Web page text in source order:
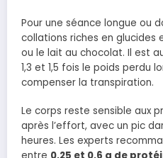
Pour une séance longue ou
collations riches en glucides
ou le lait au chocolat. Il est
1,3 et 1,5 fois le poids perdu
compenser la transpiration.
Le corps reste sensible aux
après l’effort, avec un pic
heures. Les experts